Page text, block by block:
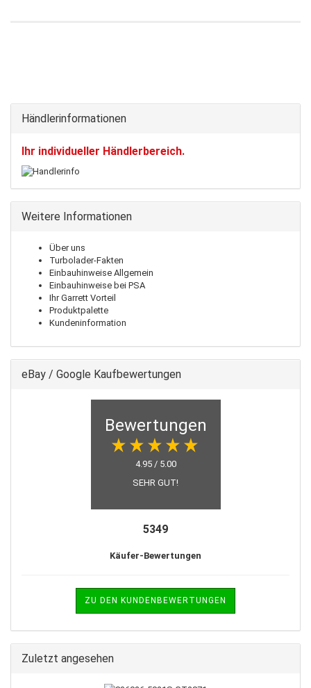
Händlerinformationen
Ihr individueller Händlerbereich.
Weitere Informationen
Über uns
Turbolader-Fakten
Einbauhinweise Allgemein
Einbauhinweise bei PSA
Ihr Garrett Vorteil
Produktpalette
Kundeninformation
eBay / Google Kaufbewertungen
Bewertungen
4.95 / 5.00
SEHR GUT!
5349
Käufer-Bewertungen
ZU DEN KUNDENBEWERTUNGEN
Zuletzt angesehen